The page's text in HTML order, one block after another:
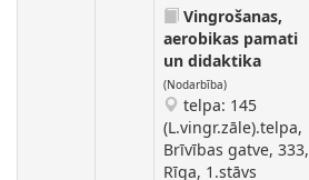
Vingrošanas,
aerobikas pamati
un didaktika
(Nodarbība)
telpa: 145
(L.vingr.zāle).telpa,
Brīvības gatve, 333,
Rīga, 1.stāvs